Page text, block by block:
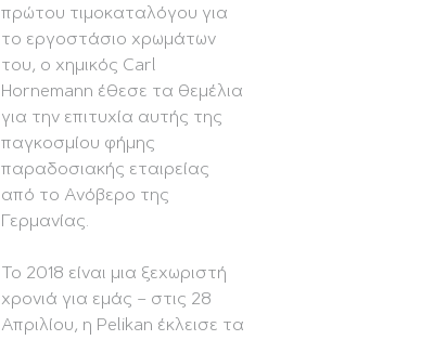
πρώτου τιμοκαταλόγου για
το εργοστάσιo χρωμάτων
του, ο χημικός Carl
Hornemann έθεσε τα θεμέλια
για την επιτυχία αυτής της
παγκοσμίου φήμης
παραδοσιακής εταιρείας
από το Ανόβερο της
Γερμανίας.
Το 2018 είναι μια ξεχωριστή
χρονιά για εμάς – στις 28
Απριλίου, η Pelikan έκλεισε τα